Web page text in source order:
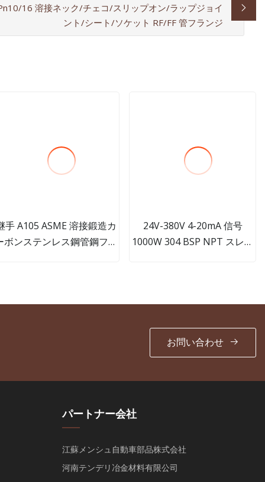
16 溶接ネック/チェコ/スリップオン/ラップジョイ
ント/シート/ソケット RF/FF 管フランジ
手 A105 ASME 溶接鍛造カ
ボンステンレス鋼管鋼フラ
24V-380V 4-20mA 信号
1000W 304 BSP NPT スレッ
お問い合わせ
パートナー会社
江蘇メンシュ自動車部品株式会社
河南テンデリ冶金材料有限公司